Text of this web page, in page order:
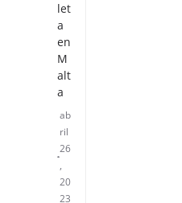
let
a
en
M
alt
a
ab
ril
26
,
20
23